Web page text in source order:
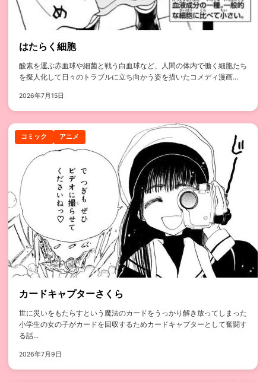
はたらく細胞
酸素を運ぶ赤血球や細菌と戦う白血球など、人間の体内で働く細胞たち
を擬人化して日々のトラブルに立ち向かう姿を描いたコメディ漫画...
2026年7月15日
コミック アニメ
カードキャプターさくら
世に災いをもたらすという魔法のカードをうっかり解き放ってしまった
小学生の女の子がカードを回収するためカードキャプターとして奮闘す
る話...
2026年7月9日